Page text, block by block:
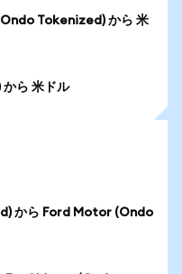
Tokenized) から 米
ら 米ドル
から Ford Motor (Ondo